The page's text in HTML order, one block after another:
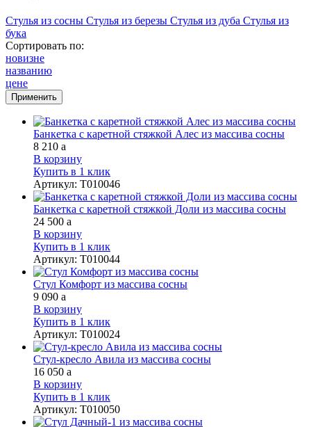
Стулья из сосны Стулья из березы Стулья из дуба Стулья из
бука
Сортировать по:
новизне
названию
цене
Банкетка с каретной стяжкой Алес из массива сосны
8 210 a
В корзину
Купить в 1 клик
Артикул: Т010046
Банкетка с каретной стяжкой Доли из массива сосны
24 500 a
В корзину
Купить в 1 клик
Артикул: Т010044
Стул Комфорт из массива сосны
9 090 a
В корзину
Купить в 1 клик
Артикул: Т010024
Стул-кресло Авила из массива сосны
16 050 a
В корзину
Купить в 1 клик
Артикул: Т010050